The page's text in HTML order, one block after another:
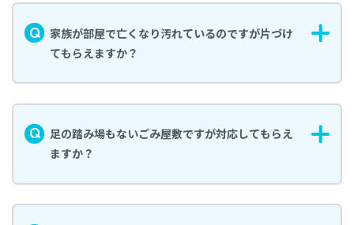
家族が部屋で亡くなり汚れているのですが片づけ
てもらえますか？
足の踏み場もないごみ屋敷ですが対応してもらえ
ますか？